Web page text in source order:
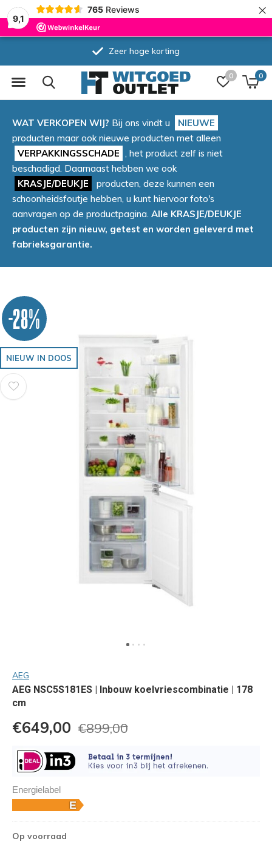
9,1
765 Reviews ×
0 0
Zeer hoge korting
WAT VERKOPEN WIJ? Bij ons vindt u
NIEUWE
producten maar ook nieuwe producten met alleen
VERPAKKINGSSCHADE , het product zelf is niet
beschadigd. Daarnaast hebben we ook
KRASJE/DEUKJE
producten, deze kunnen een
schoonheidsfoutje hebben, u kunt hiervoor foto's
aanvragen op de productpagina. Alle KRASJE/DEUKJE
producten zijn nieuw, getest en worden geleverd met
fabrieksgarantie.
-28%
NIEUW IN DOOS
AEG
AEG NSC5S181ES | Inbouw koelvriescombinatie | 178
cm
€649,00 €899,00
Energielabel
Op voorraad